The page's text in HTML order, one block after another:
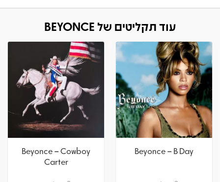
עוד תקליטים של BEYONCE
Beyonce – Cowboy
Beyoncé – Renaissance